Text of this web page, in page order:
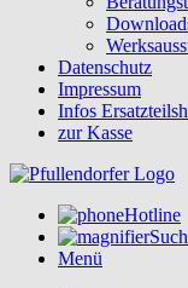
Datenschutz
Impressum
Infos
zur Kasse
Hotline
Menü